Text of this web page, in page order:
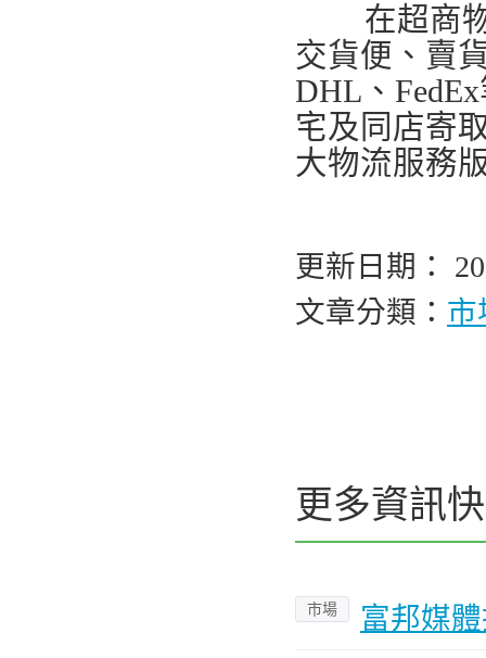
在超商物
交貨便、賣
DHL、
宅及同店寄
大物流服務
更新日期：
文章分類： 市
更多資訊
市場 富邦媒